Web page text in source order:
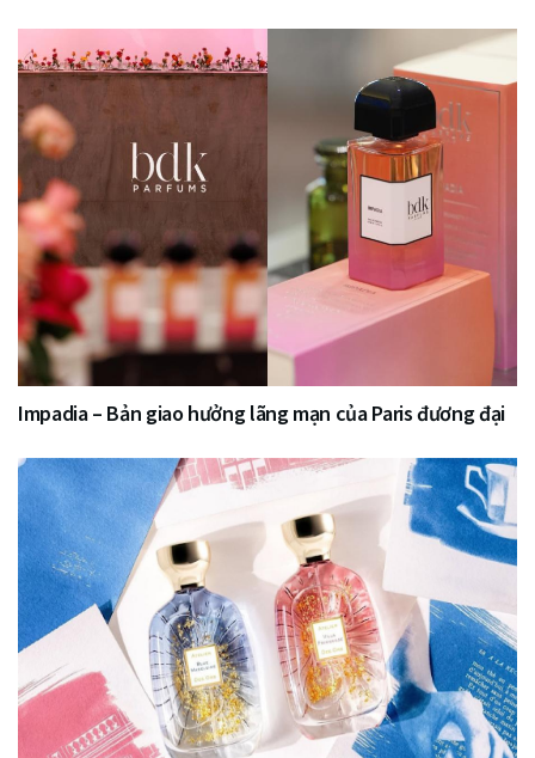
Impadia – Bản giao hưởng lãng mạn của Paris đương đại